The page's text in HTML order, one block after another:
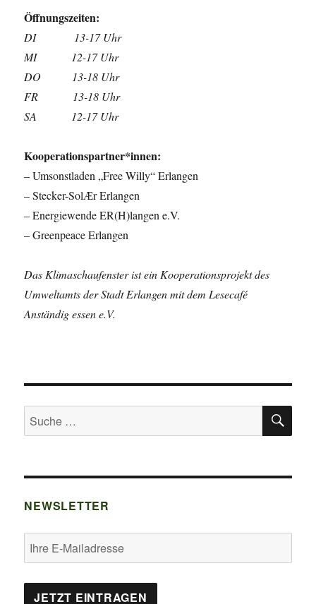
Öffnungszeiten:
DI 13-17 Uhr
MI 12-17 Uhr
DO 13-18 Uhr
FR 13-18 Uhr
SA 12-17 Uhr
Kooperationspartner*innen:
– Umsonstladen „Free Willy“ Erlangen
– Stecker-SolӔr Erlangen
– Energiewende ER(H)langen e.V.
– Greenpeace Erlangen
Das Klimaschaufenster ist ein Kooperationsprojekt des
Umweltamts der Stadt Erlangen mit dem Lesecafé
Anständig essen e.V.
Suche
nach:
NEWSLETTER